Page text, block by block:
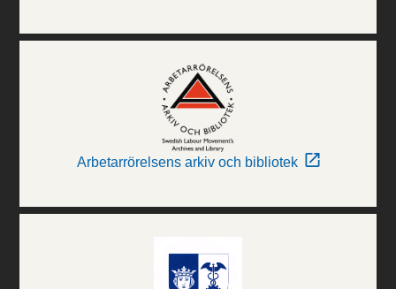
Arbetarrörelsens arkiv och bibliotek